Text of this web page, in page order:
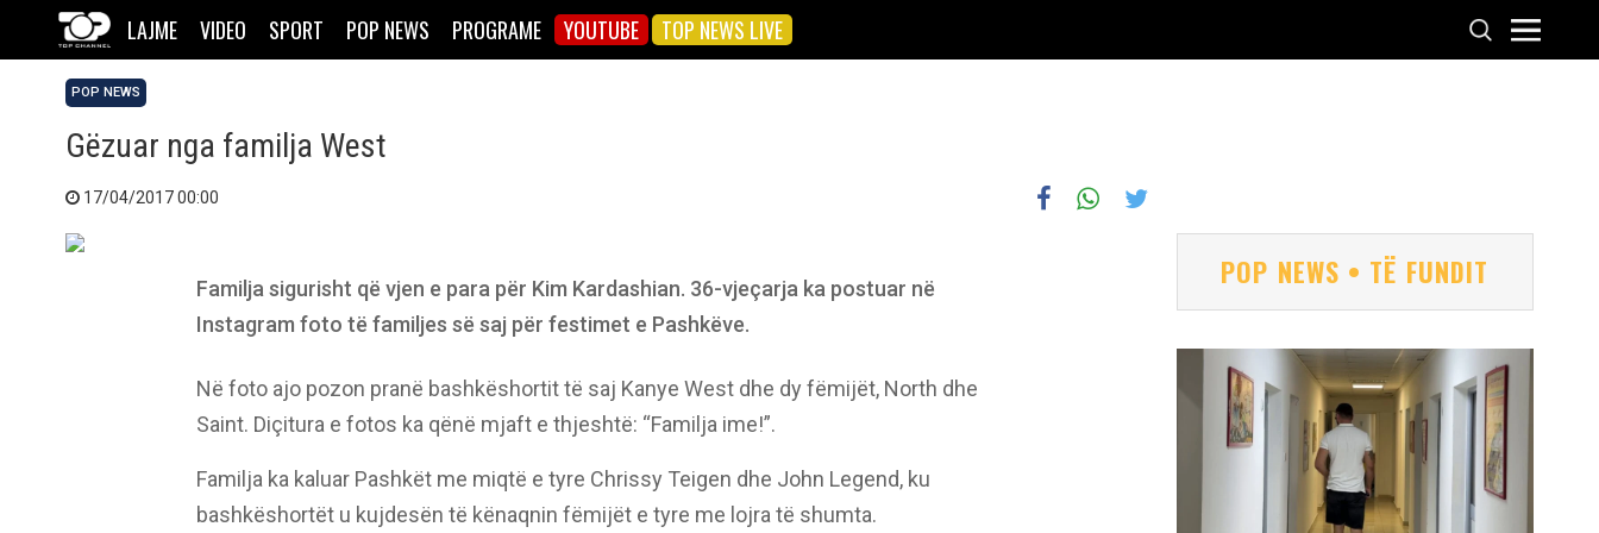
LAJME VIDEO SPORT POP NEWS PROGRAME YOUTUBE TOP NEWS LIVE
POP NEWS
Gëzuar nga familja West
17/04/2017 00:00
Familja sigurisht që vjen e para për Kim Kardashian. 36-vjeçarja ka postuar në
Instagram foto të familjes së saj për festimet e Pashkëve.
Në foto ajo pozon pranë bashkëshortit të saj Kanye West dhe dy fëmijët, North dhe
Saint. Diçitura e fotos ka qënë mjaft e thjeshtë: “Familja ime!”.
Familja ka kaluar Pashkët me miqtë e tyre Chrissy Teigen dhe John Legend, ku
bashkëshortët u kujdesën të kënaqnin fëmijët e tyre me lojra të shumta.
POP NEWS • TË FUNDIT